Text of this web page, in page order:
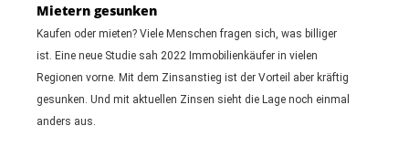
Mietern gesunken
Kaufen oder mieten? Viele Menschen fragen sich, was billiger
ist. Eine neue Studie sah 2022 Immobilienkäufer in vielen
Regionen vorne. Mit dem Zinsanstieg ist der Vorteil aber kräftig
gesunken. Und mit aktuellen Zinsen sieht die Lage noch einmal
anders aus.